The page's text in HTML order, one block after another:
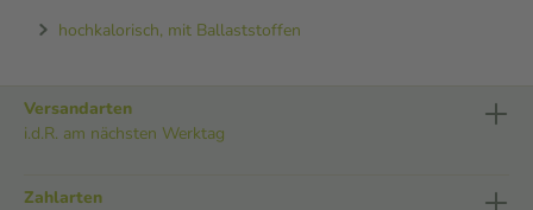
hochkalorisch, mit Ballaststoffen
Versandarten
i.d.R. am nächsten Werktag
Zahlarten